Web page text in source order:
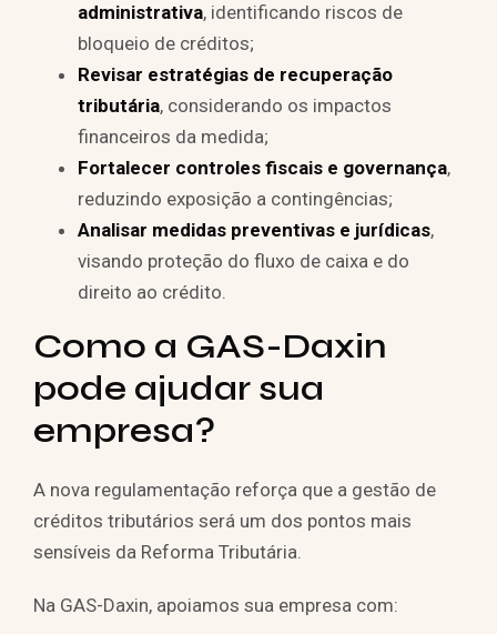
administrativa, identificando riscos de
bloqueio de créditos;
Revisar estratégias de recuperação
tributária, considerando os impactos
financeiros da medida;
Fortalecer controles fiscais e governança,
reduzindo exposição a contingências;
Analisar medidas preventivas e jurídicas,
visando proteção do fluxo de caixa e do
direito ao crédito.
Como a GAS-Daxin
pode ajudar sua
empresa?
A nova regulamentação reforça que a gestão de
créditos tributários será um dos pontos mais
sensíveis da Reforma Tributária.
Na GAS-Daxin, apoiamos sua empresa com: